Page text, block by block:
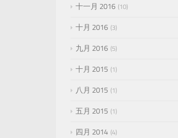
十一月 2016 10
十月 2016 3
九月 2016 5
十月 2015 1
八月 2015 1
五月 2015 1
四月 2014 4